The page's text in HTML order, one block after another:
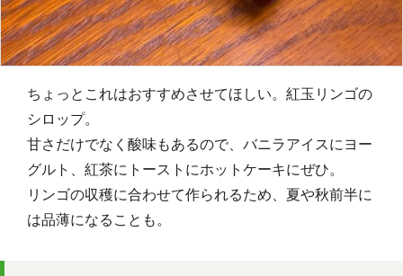
ちょっとこれはおすすめさせてほしい。紅玉リンゴの
シロップ。
甘さだけでなく酸味もあるので、バニラアイスにヨー
グルト、紅茶にトーストにホットケーキにぜひ。
リンゴの収穫に合わせて作られるため、夏や秋前半に
は品薄になることも。